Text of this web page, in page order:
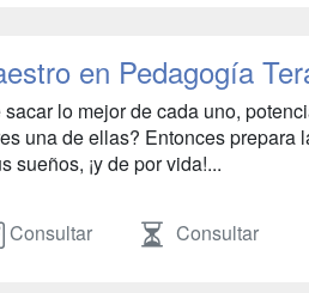
en Pedagogía
lo mejor de cada uno,
una de ellas? Entonces
sueños, ¡y de por vida!...
Consultar Consultar